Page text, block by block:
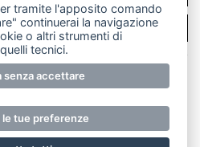
PUBBLICITÀ
S.r.l. - Tutti i diritti riservati.
e pubblicazione anche
senza la
scritta dell'editore. RI Lecco
tramite l'apposito comando
continuerai la navigazione
o altri strumenti di
tecnici.
senza accettare
le tue preferenze